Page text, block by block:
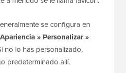
junto al título de una página
se llama oficialmente